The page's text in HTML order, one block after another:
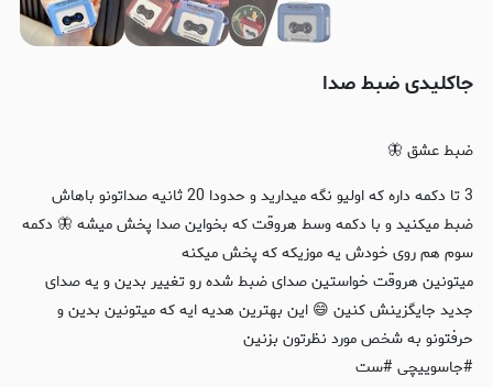
جاکلیدی ضبط صدا
ضبط عشق 🦋
3 تا دکمه داره که اولیو نگه میدارید و حدودا 20 ثانیه صداتونو باهاش
ضبط میکنید و با دکمه وسط هروقت که بخواین صدا پخش میشه 🦋 دکمه
سوم هم روی خودش یه موزیکه که پخش میکنه
میتونین هروقت خواستین صدای ضبط شده رو تغییر بدین و یه صدای
جدید جایگزینش کنین 😄 این بهترین هدیه ایه که میتونین بدین و
حرفتونو به شخص مورد نظرتون بزنین
#جاسوییچی #ست